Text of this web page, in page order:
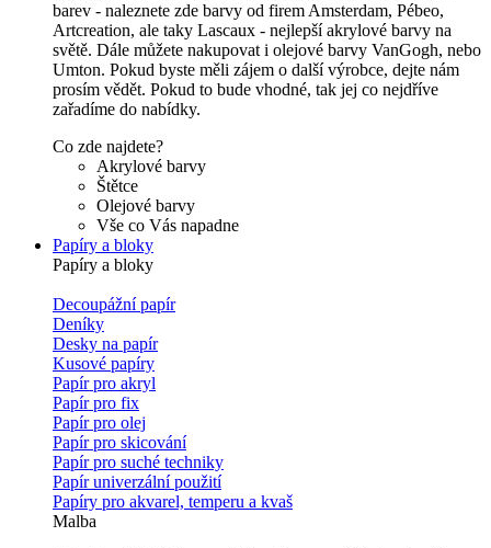
barev - naleznete zde barvy od firem Amsterdam, Pébeo,
Artcreation, ale taky Lascaux - nejlepší akrylové barvy na
světě. Dále můžete nakupovat i olejové barvy VanGogh, nebo
Umton. Pokud byste měli zájem o další výrobce, dejte nám
prosím vědět. Pokud to bude vhodné, tak jej co nejdříve
zařadíme do nabídky.
Co zde najdete?
Akrylové barvy
Štětce
Olejové barvy
Vše co Vás napadne
Papíry a bloky
Papíry a bloky
Decoupážní papír
Deníky
Desky na papír
Kusové papíry
Papír pro akryl
Papír pro fix
Papír pro olej
Papír pro skicování
Papír pro suché techniky
Papír univerzální použití
Papíry pro akvarel, temperu a kvaš
Malba